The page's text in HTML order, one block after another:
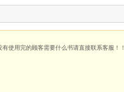
使用完的顾客需要什么书请直接联系客服！！